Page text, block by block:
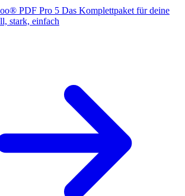
® PDF Pro 5 Das Komplettpaket für deine
stark, einfach